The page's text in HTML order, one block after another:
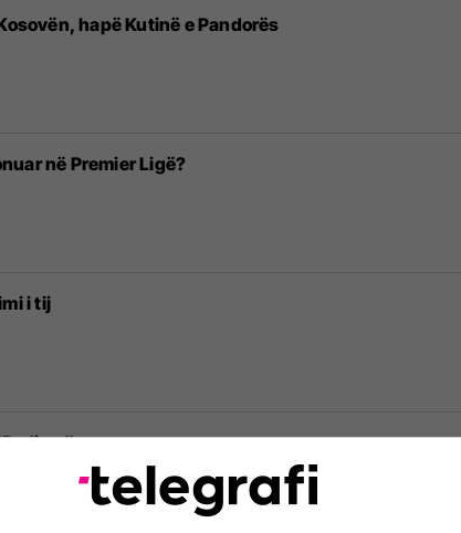
hapë Kutinë e Pandorës
në Premier Ligë?
i tij